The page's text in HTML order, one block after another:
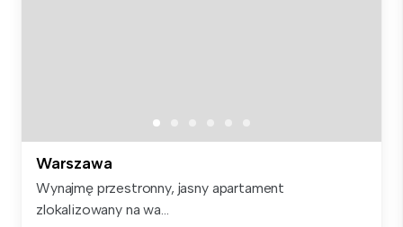
Warszawa
Wynajmę przestronny, jasny apartament
zlokalizowany na wa...